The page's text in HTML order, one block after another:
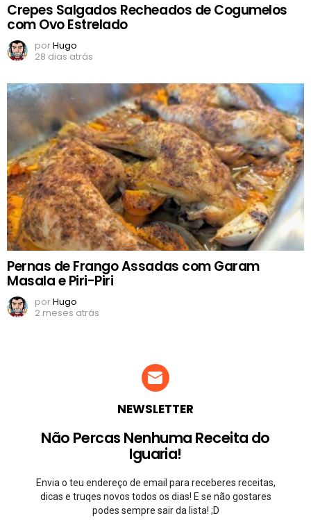
Crepes Salgados Recheados de Cogumelos
com Ovo Estrelado
porHugo
28 dias atrás
Pernas de Frango Assadas com Garam
Masala e Piri-Piri
porHugo
2 meses atrás
NEWSLETTER
Não Percas Nenhuma Receita do
Iguaria!
Envia o teu endereço de email para receberes receitas,
dicas e truqes novos todos os dias! E se não gostares
podes sempre sair da lista! ;D